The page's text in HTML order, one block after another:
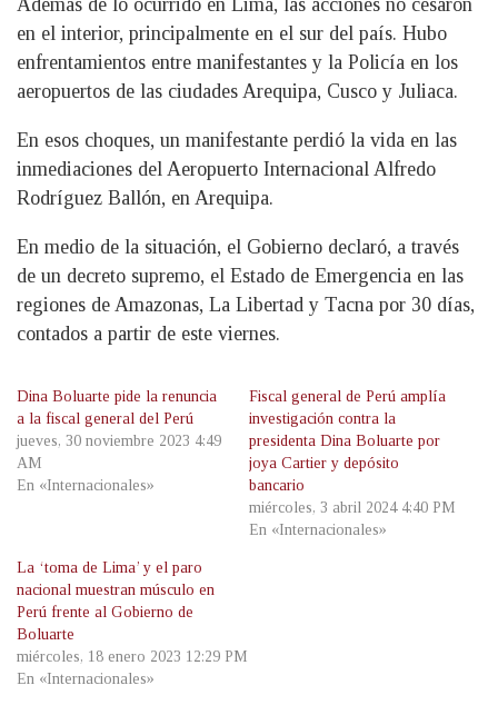
en el interior, principalmente en el sur del país. Hubo
enfrentamientos entre manifestantes y la Policía en los
aeropuertos de las ciudades Arequipa, Cusco y Juliaca.
En esos choques, un manifestante perdió la vida en las
inmediaciones del Aeropuerto Internacional Alfredo
Rodríguez Ballón, en Arequipa.
En medio de la situación, el Gobierno declaró, a través
de un decreto supremo, el Estado de Emergencia en las
regiones de Amazonas, La Libertad y Tacna por 30 días,
contados a partir de este viernes.
Dina Boluarte pide la renuncia
a la fiscal general del Perú
jueves, 30 noviembre 2023 4:49
AM
En «Internacionales»
Fiscal general de Perú amplía
investigación contra la
presidenta Dina Boluarte por
joya Cartier y depósito
bancario
miércoles, 3 abril 2024 4:40 PM
En «Internacionales»
La ‘toma de Lima’ y el paro
nacional muestran músculo en
Perú frente al Gobierno de
Boluarte
miércoles, 18 enero 2023 12:29 PM
En «Internacionales»